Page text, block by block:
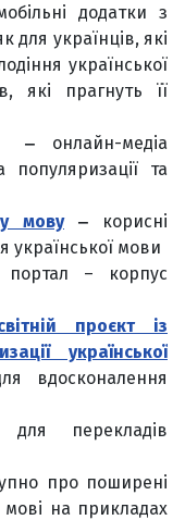
додатки з
для українців, які
української
які прагнуть її
‒ онлайн-медіа
та
мову‒
корисні
української мови
портал – корпус
проєкт із
української
вдосконалення
перекладів
про поширені
мові на прикладах